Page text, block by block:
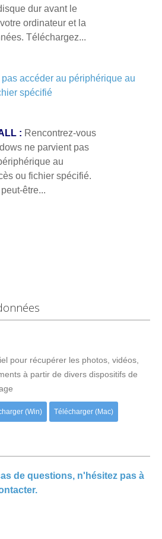
dur avant le
ordinateur et la
Téléchargez...
accéder au périphérique au
spécifié
: Rencontrez-vous
ne parvient pas
au
ou fichier spécifié.
être...
pour récupérer les photos, vidéos,
à partir de divers dispositifs de
(Win) Télécharger (Mac)
de questions, n'hésitez pas à